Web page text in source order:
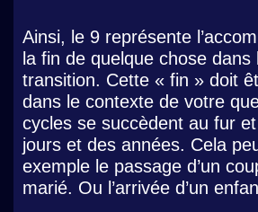
Ainsi, le 9 représente
la fin de quelque chose dans
transition. Cette « fin » doit
dans le contexte de votre
cycles se succèdent au fur
jours et des années. Cela
exemple le passage d’un
marié. Ou l’arrivée d’un